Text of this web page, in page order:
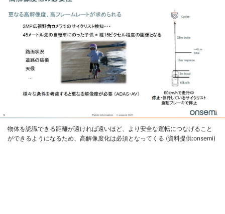
物体を認識できる距離が遠ければ遠いほど、より安全な運転につなげること
ができるようになるため、高解像度化は必須となってくる (資料提供:onsemi)